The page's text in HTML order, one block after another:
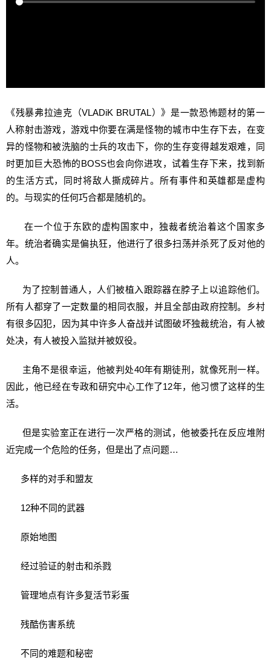
《残暴弗拉迪克（VLADiK BRUTAL）》是一款恐怖题材的第一
人称射击游戏，游戏中你要在满是怪物的城市中生存下去，在变
异的怪物和被洗脑的士兵的攻击下，你的生存变得越发艰难，同
时更加巨大恐怖的BOSS也会向你进攻，试着生存下来，找到新
的生活方式，同时将敌人撕成碎片。所有事件和英雄都是虚构
的。与现实的任何巧合都是随机的。
在一个位于东欧的虚构国家中，独裁者统治着这个国家多
年。统治者确实是偏执狂，他进行了很多扫荡并杀死了反对他的
人。
为了控制普通人，人们被植入跟踪器在脖子上以追踪他们。
所有人都穿了一定数量的相同衣服，并且全部由政府控制。乡村
有很多囚犯，因为其中许多人奋战并试图破坏独裁统治，有人被
处决，有人被投入监狱并被奴役。
主角不是很幸运，他被判处40年有期徒刑，就像死刑一样。
因此，他已经在专政和研究中心工作了12年，他习惯了这样的生
活。
但是实验室正在进行一次严格的测试，他被委托在反应堆附
近完成一个危险的任务，但是出了点问题…
多样的对手和盟友
12种不同的武器
原始地图
经过验证的射击和杀戮
管理地点有许多复活节彩蛋
残酷伤害系统
不同的难题和秘密